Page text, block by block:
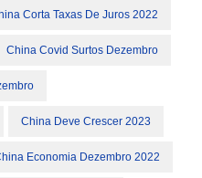
Corta Taxas De Juros 2022
China Covid Surtos Dezembro
China Deve Crescer 2023
Economia Dezembro 2022